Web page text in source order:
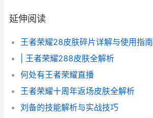
延伸阅读
王者荣耀28皮肤碎片详解与使用指南
| 王者荣耀288皮肤全解析
何处有王者荣耀直播
王者荣耀十周年返场皮肤全解析
刘备的技能解析与实战技巧